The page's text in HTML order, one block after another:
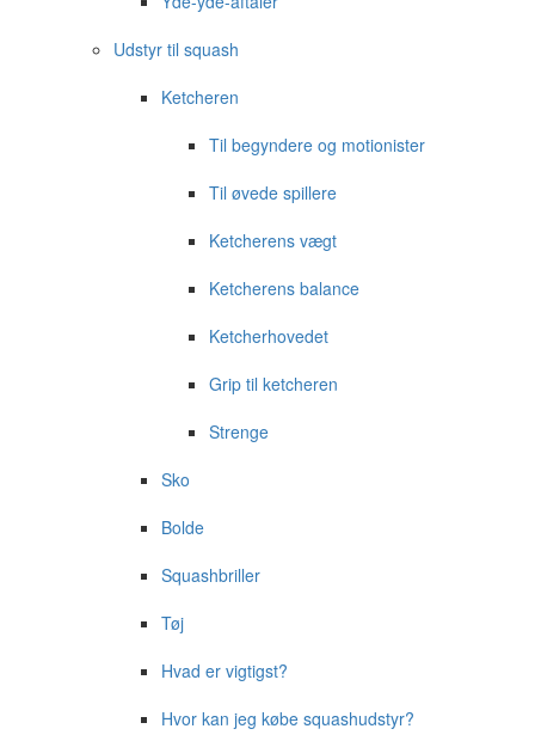
Udstyr til squash
Ketcheren
Til begyndere og motionister
Til øvede spillere
Ketcherens vægt
Ketcherens balance
Ketcherhovedet
Grip til ketcheren
Strenge
Sko
Bolde
Squashbriller
Tøj
Hvad er vigtigst?
Hvor kan jeg købe squashudstyr?